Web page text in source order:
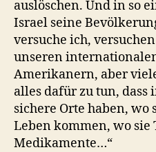
auslöschen. Und in so
Israel seine
versuche ich,
unseren
Amerikanern, aber
alles dafür zu tun, dass
sichere Orte haben, wo
Leben kommen, wo
Medikamente…“